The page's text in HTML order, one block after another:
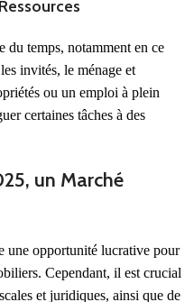
du temps, notamment en ce
invités, le ménage et
ou un emploi à plein
certaines tâches à des
un Marché
une opportunité lucrative pour
Cependant, il est crucial
et juridiques, ainsi que de